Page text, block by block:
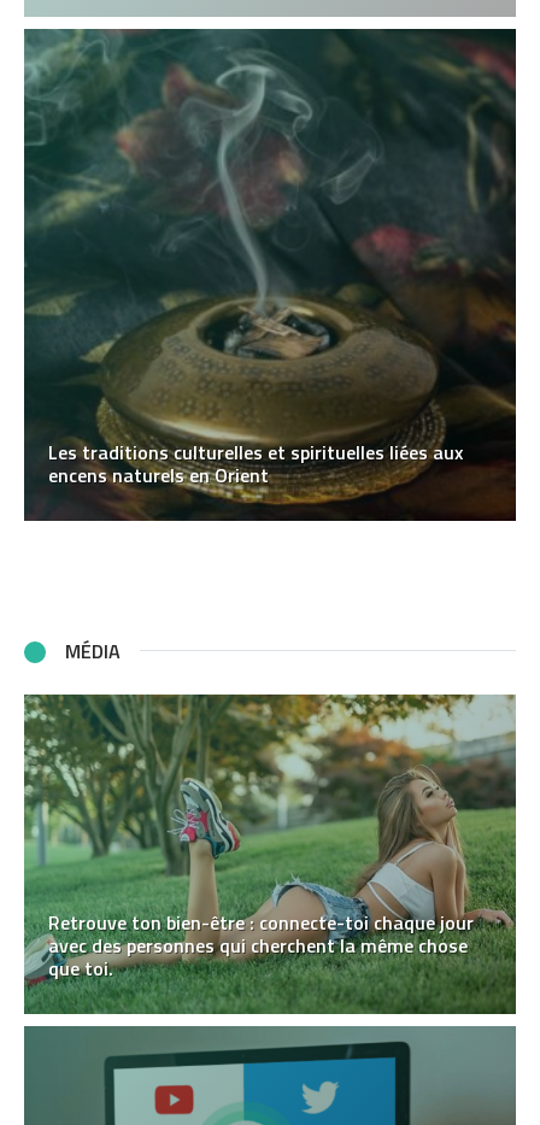
Les traditions culturelles et spirituelles liées aux
encens naturels en Orient
MÉDIA
Retrouve ton bien-être : connecte-toi chaque jour
avec des personnes qui cherchent la même chose
que toi.